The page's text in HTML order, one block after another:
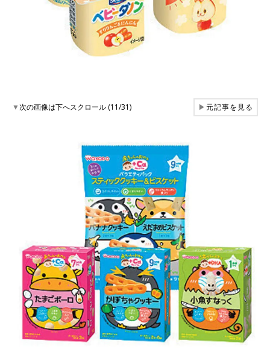
▼次の画像は下へスクロール (11/31) ▶元記事を見る